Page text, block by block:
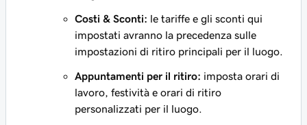
Costi & Sconti: le tariffe e gli sconti qui
impostati avranno la precedenza sulle
impostazioni di ritiro principali per il luogo.
Appuntamenti per il ritiro: imposta orari di
lavoro, festività e orari di ritiro
personalizzati per il luogo.